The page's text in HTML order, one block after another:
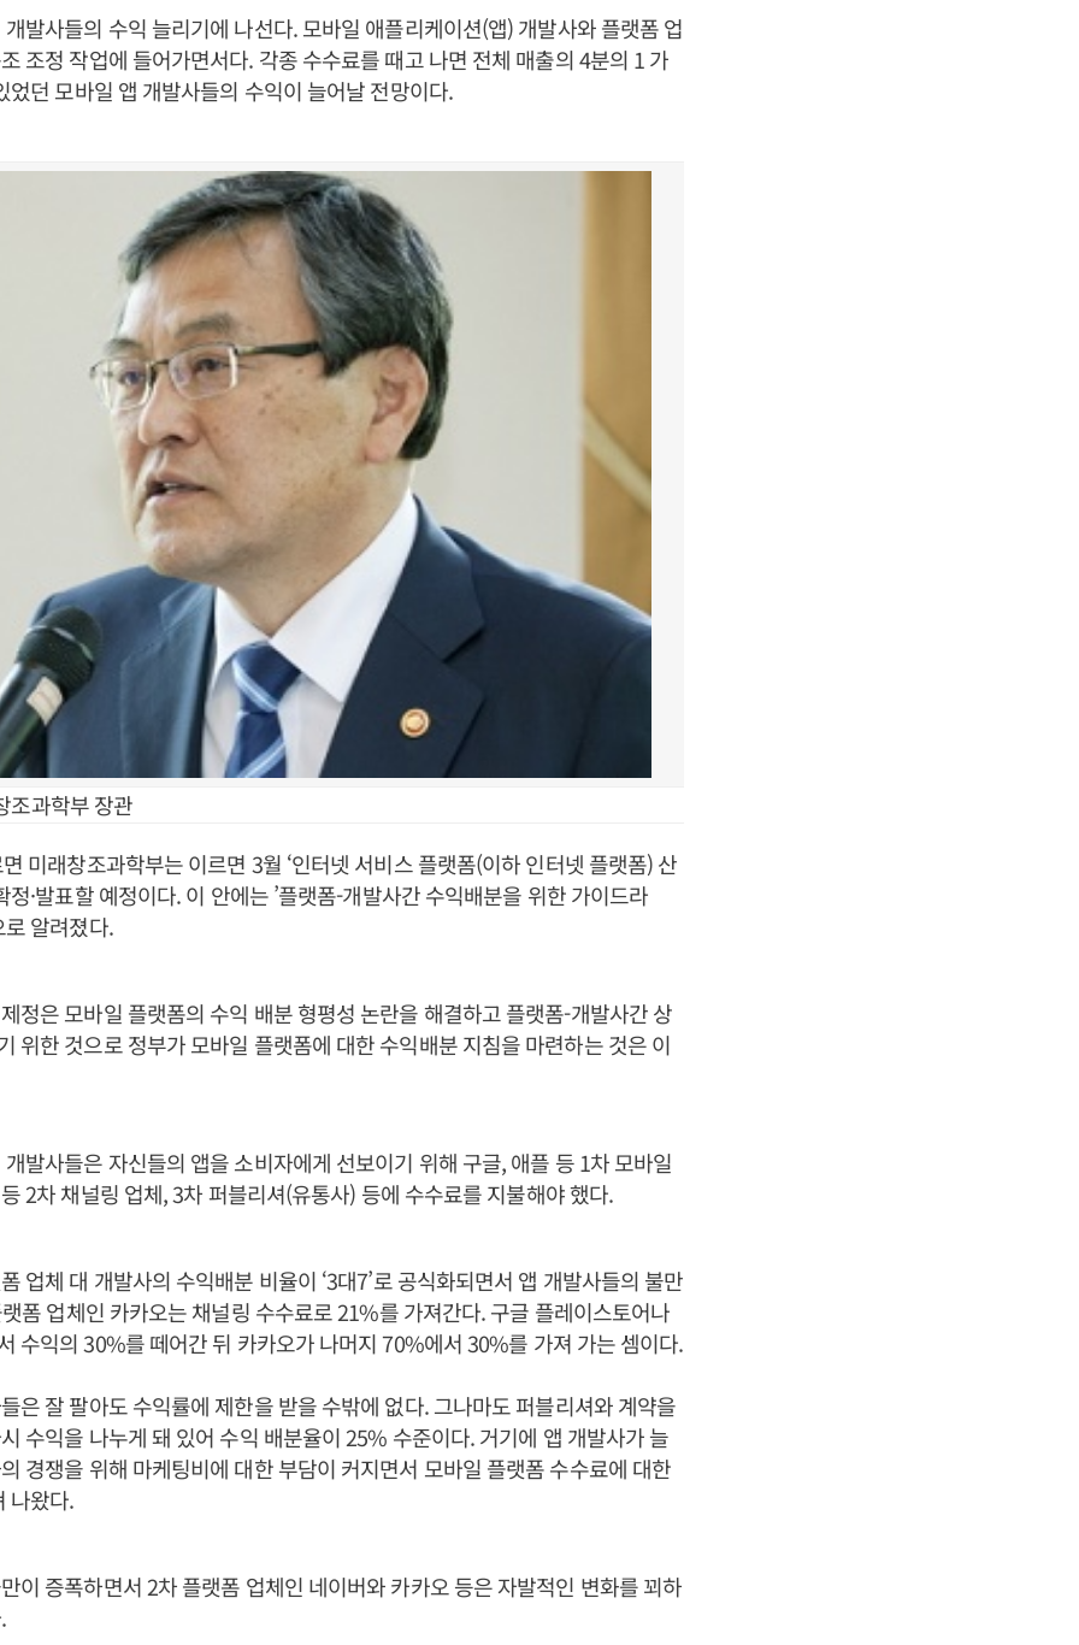
발사들의 수익 늘리기에 나선다. 모바일 애플리케이션(앱) 개발사와 플랫폼 업
조정 작업에 들어가면서다. 각종 수수료를 때고 나면 전체 매출의 4분의 1 가
었던 모바일 앱 개발사들의 수익이 늘어날 전망이다.
과학부 장관
미래창조과학부는 이르면 3월 ‘인터넷 서비스 플랫폼(이하 인터넷 플랫폼) 산
정·발표할 예정이다. 이 안에는 ’플랫폼-개발사간 수익배분을 위한 가이드라
로 알려졌다.
정은 모바일 플랫폼의 수익 배분 형평성 논란을 해결하고 플랫폼-개발사간 상
위한 것으로 정부가 모바일 플랫폼에 대한 수익배분 지침을 마련하는 것은 이
발사들은 자신들의 앱을 소비자에게 선보이기 위해 구글, 애플 등 1차 모바일
2차 채널링 업체, 3차 퍼블리셔(유통사) 등에 수수료를 지불해야 했다.
업체 대 개발사의 수익배분 비율이 ‘3대7’로 공식화되면서 앱 개발사들의 불만
폼 업체인 카카오는 채널링 수수료로 21%를 가져간다. 구글 플레이스토어나
수익의 30%를 떼어간 뒤 카카오가 나머지 70%에서 30%를 가져 가는 셈이다.
은 잘 팔아도 수익률에 제한을 받을 수밖에 없다. 그나마도 퍼블리셔와 계약을
수익을 나누게 돼 있어 수익 배분율이 25% 수준이다. 거기에 앱 개발사가 늘
경쟁을 위해 마케팅비에 대한 부담이 커지면서 모바일 플랫폼 수수료에 대한
나왔다.
이 증폭하면서 2차 플랫폼 업체인 네이버와 카카오 등은 자발적인 변화를 꾀하